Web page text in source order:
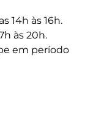
14h às 16h.
às 20h.
em período